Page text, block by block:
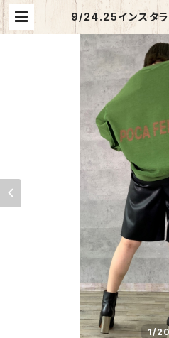
9/24.25インスタラ
スサイズ】Anna
バックロゴトップ
ご予約商品
1/20